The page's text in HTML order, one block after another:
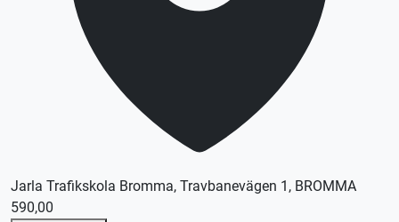
Jarla Trafikskola Bromma, Travbanevägen 1, BROMMA
590,00